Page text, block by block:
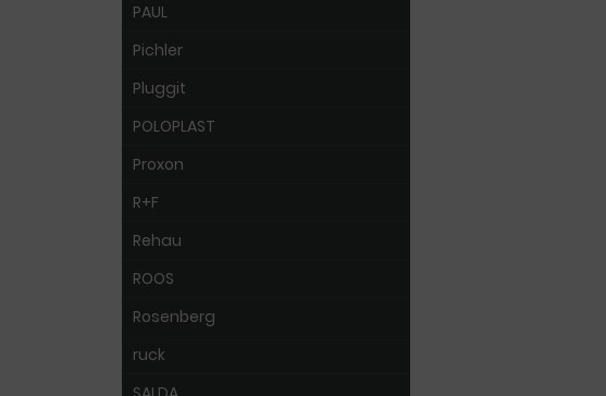
PAUL
Pichler
Pluggit
POLOPLAST
Proxon
R+F
Rehau
ROOS
Rosenberg
ruck